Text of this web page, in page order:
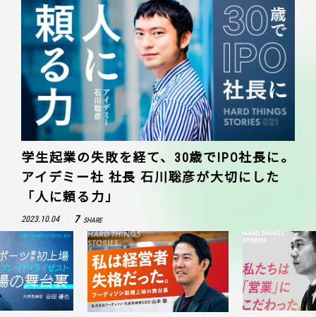
学生起業の失敗を経て、30歳でIPO社長に。
アイデミー社 社長 石川聡彦が大切にした
「人に頼る力」
2023.10.04 7 SHARE